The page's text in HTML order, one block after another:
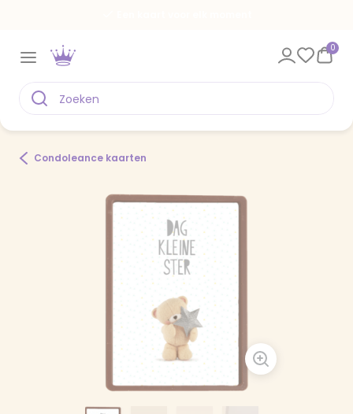
0
Condoleance kaarten